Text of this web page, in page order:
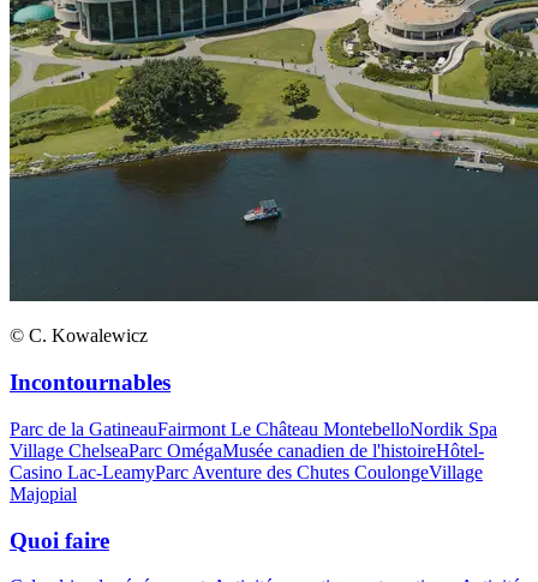
© C. Kowalewicz
Incontournables
Parc de la GatineauFairmont Le Château MontebelloNordik Spa
Village ChelseaParc OmégaMusée canadien de l'histoireHôtel-
Casino Lac-LeamyParc Aventure des Chutes CoulongeVillage
Majopial
Quoi faire